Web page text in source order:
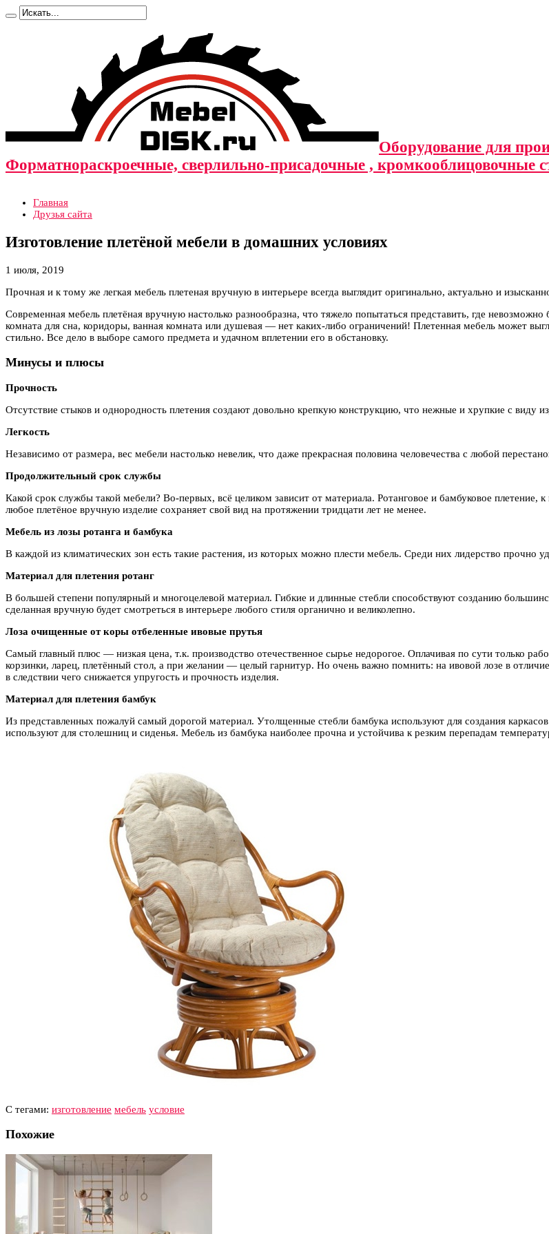
Оборудование для
Форматнораскроечные, сверлильно-присадочные , кромкооблицовочные
Главная
Друзья сайта
Изготовление плетёной мебели в домашних условиях
1 июля, 2019
Прочная и к тому же легкая мебель плетеная вручную в интерьере всегда выглядит оригинально, актуально и
Современная мебель плетёная вручную настолько разнообразна, что тяжело попытаться представить, где
комната для сна, коридоры, ванная комната или душевая — нет каких-либо ограничений! Плетенная мебель может
стильно. Все дело в выборе самого предмета и удачном вплетении его в обстановку.
Минусы и плюсы
Прочность
Отсутствие стыков и однородность плетения создают довольно крепкую конструкцию, что нежные и хрупкие с виду
Легкость
Независимо от размера, вес мебели настолько невелик, что даже прекрасная половина человечества с любой
Продолжительный срок службы
Какой срок службы такой мебели? Во-первых, всё целиком зависит от материала. Ротанговое и бамбуковое
любое плетёное вручную изделие сохраняет свой вид на протяжении тридцати лет не менее.
Мебель из лозы ротанга и бамбука
В каждой из климатических зон есть такие растения, из которых можно плести мебель. Среди них лидерство прочно
Материал для плетения ротанг
В большей степени популярный и многоцелевой материал. Гибкие и длинные стебли способствуют созданию
сделанная вручную будет смотреться в интерьере любого стиля органично и великолепно.
Лоза очищенные от коры отбеленные ивовые прутья
Самый главный плюс — низкая цена, т.к. производство отечественное сырье недорогое. Оплачивая по сути только
корзинки, ларец, плетённый стол, а при желании — целый гарнитур. Но очень важно помнить: на ивовой лозе в
в следствии чего снижается упругость и прочность изделия.
Материал для плетения бамбук
Из представленных пожалуй самый дорогой материал. Утолщенные стебли бамбука используют для создания
используют для столешниц и сиденья. Мебель из бамбука наиболее прочна и устойчива к резким перепадам
С тегами: изготовление мебель условие
Похожие